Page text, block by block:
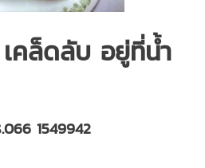
คล็ดลับ อยู่ที่น้ำ
1549942